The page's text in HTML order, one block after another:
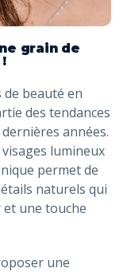
grain de
beauté en
des tendances
années.
lumineux
permet de
naturels qui
une touche
une